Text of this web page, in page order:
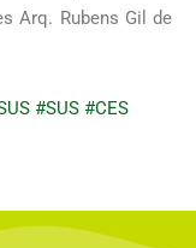
Arq. Rubens Gil de
#SUS #CES